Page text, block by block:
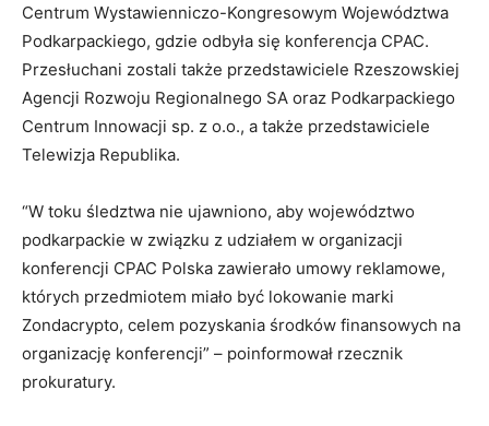
Centrum Wystawienniczo-Kongresowym Województwa
Podkarpackiego, gdzie odbyła się konferencja CPAC.
Przesłuchani zostali także przedstawiciele Rzeszowskiej
Agencji Rozwoju Regionalnego SA oraz Podkarpackiego
Centrum Innowacji sp. z o.o., a także przedstawiciele
Telewizja Republika.
“W toku śledztwa nie ujawniono, aby województwo
podkarpackie w związku z udziałem w organizacji
konferencji CPAC Polska zawierało umowy reklamowe,
których przedmiotem miało być lokowanie marki
Zondacrypto, celem pozyskania środków finansowych na
organizację konferencji” – poinformował rzecznik
prokuratury.